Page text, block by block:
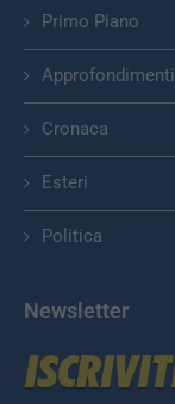
Primo Piano
Approfondimenti
Cronaca
Esteri
Politica
Newsletter